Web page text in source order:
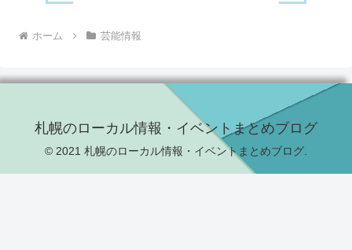
ホーム 芸能情報
札幌のローカル情報・イベントまとめブログ
© 2021 札幌のローカル情報・イベントまとめブログ.